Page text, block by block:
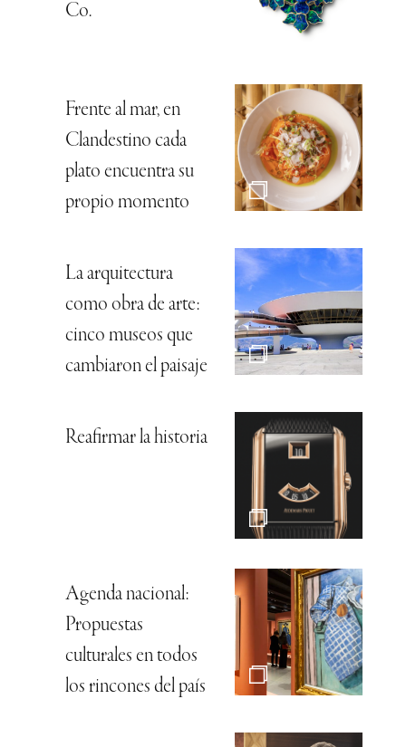
Co.
Frente al mar, en
Clandestino cada
plato encuentra su
propio momento
La arquitectura
como obra de arte:
cinco museos que
cambiaron el paisaje
Reafirmar la historia
Agenda nacional:
Propuestas
culturales en todos
los rincones del país